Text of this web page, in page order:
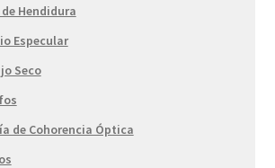
Hendidura
Especular
Seco
de Cohorencia Óptica